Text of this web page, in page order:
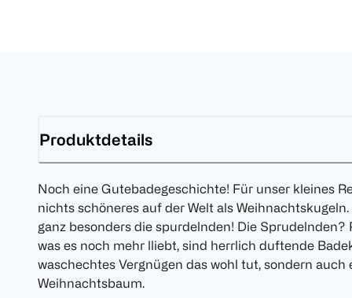
Produktdetails
Noch eine Gutebadegeschichte! Für unser kleines
nichts schöneres auf der Welt als
ganz besonders die spurdelnden! Die Sprudelnden?
was es noch mehr lliebt, sind herrlich duftende
waschechtes Vergnügen das wohl tut, sondern
Weihnachtsbaum.